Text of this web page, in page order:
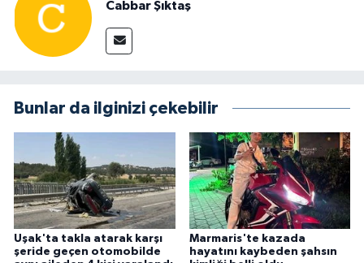
Cabbar Şıktaş
Bunlar da ilginizi çekebilir
Uşak'ta takla atarak karşı
şeride geçen otomobilde
Marmaris'te kazada
hayatını kaybeden şahsın